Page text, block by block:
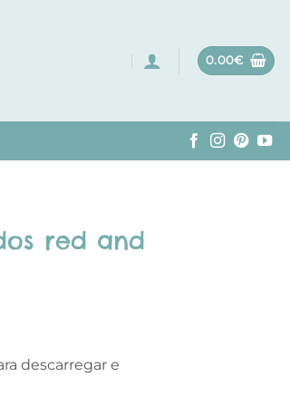
0.00€
red and
descarregar e